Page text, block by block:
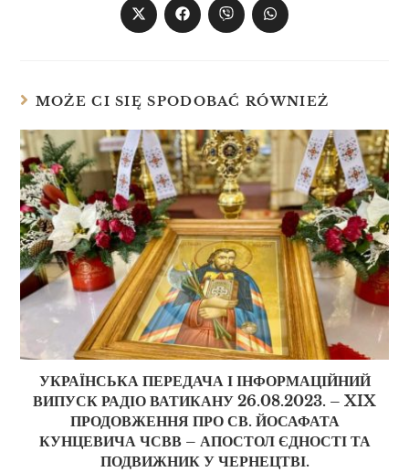
MOŻE CI SIĘ SPODOBAĆ RÓWNIEŻ
УКРАЇНСЬКА ПЕРЕДАЧА І ІНФОРМАЦІЙНИЙ
ВИПУСК РАДІО ВАТИКАНУ 26.08.2023. – XIX
ПРОДОВЖЕННЯ ПРО СВ. ЙОСАФАТА
КУНЦЕВИЧА ЧСВВ – АПОСТОЛ ЄДНОСТІ ТА
ПОДВИЖНИК У ЧЕРНЕЦТВІ.